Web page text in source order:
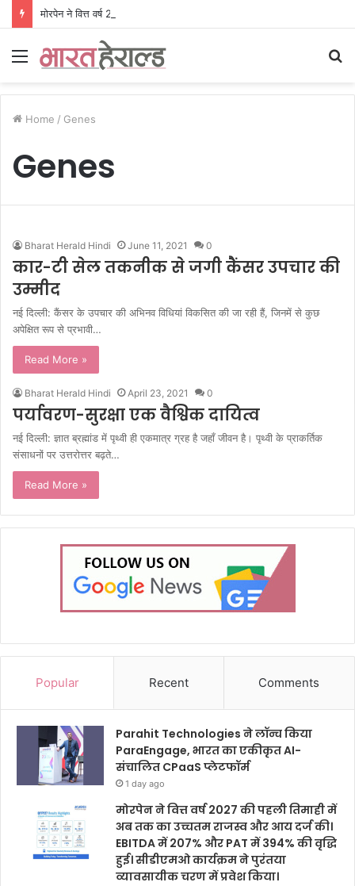
Menu
Home / Genes
Genes
Bharat Herald Hindi June 11, 2021 0
कार-टी सेल तकनीक से जगी कैंसर उपचार की
उम्मीद
नई दिल्ली: कैंसर के उपचार की अभिनव विधियां विकसित की जा रही हैं, जिनमें से कुछ
अपेक्षित रूप से प्रभावी…
Read More »
Bharat Herald Hindi April 23, 2021 0
पर्यावरण-सुरक्षा एक वैश्विक दायित्व
नई दिल्ली: ज्ञात ब्रह्मांड में पृथ्वी ही एकमात्र ग्रह है जहाँ जीवन है। पृथ्वी के प्राकर्तिक
संसाधनों पर उत्तरोत्तर बढ़ते…
Read More »
Popular Recent Comments
Parahit Technologies ने लॉन्च किया
ParaEngage, भारत का एकीकृत AI-
संचालित CPaaS प्लेटफॉर्म
1 day ago
मोरपेन ने वित्त वर्ष 2027 की पहली तिमाही में
अब तक का उच्चतम राजस्व और आय दर्ज की।
EBITDA में 207% और PAT में 394% की वृद्धि
हुई। सीडीएमओ कार्यक्रम ने पुरंतया
व्यावसायीक चरण में प्रवेश किया।